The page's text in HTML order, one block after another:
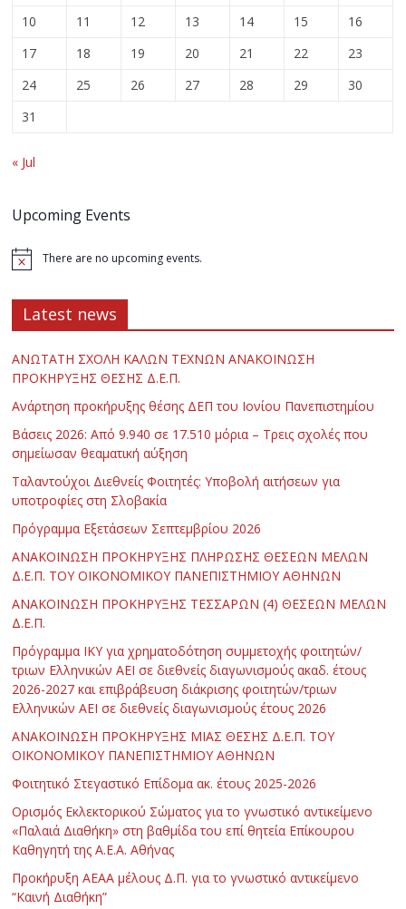
10
11 12 13 14 15
16
17
18 19 20 21 22
23
24
25 26 27 28 29
30
31
« Jul
Upcoming Events
There are no upcoming events.
Latest news
ΑΝΩΤΑΤΗ ΣΧΟΛΗ ΚΑΛΩΝ ΤΕΧΝΩΝ ΑΝΑΚΟΙΝΩΣΗ
ΠΡΟΚΗΡΥΞΗΣ ΘΕΣΗΣ Δ.Ε.Π.
Ανάρτηση προκήρυξης θέσης ΔΕΠ του Ιονίου Πανεπιστημίου
Βάσεις 2026: Από 9.940 σε 17.510 μόρια – Τρεις σχολές που
σημείωσαν θεαματική αύξηση
Ταλαντούχοι Διεθνείς Φοιτητές: Υποβολή αιτήσεων για
υποτροφίες στη Σλοβακία
Πρόγραμμα Εξετάσεων Σεπτεμβρίου 2026
ΑΝΑΚΟΙΝΩΣΗ ΠΡΟΚΗΡΥΞΗΣ ΠΛΗΡΩΣΗΣ ΘΕΣΕΩΝ ΜΕΛΩΝ
Δ.Ε.Π. ΤΟΥ ΟΙΚΟΝΟΜΙΚΟΥ ΠΑΝΕΠΙΣΤΗΜΙΟΥ ΑΘΗΝΩΝ
ΑΝΑΚΟΙΝΩΣΗ ΠΡΟΚΗΡΥΞΗΣ ΤΕΣΣΑΡΩΝ (4) ΘΕΣΕΩΝ ΜΕΛΩΝ
Δ.Ε.Π.
Πρόγραμμα ΙΚΥ για χρηματοδότηση συμμετοχής φοιτητών/
τριων Ελληνικών ΑΕΙ σε διεθνείς διαγωνισμούς ακαδ. έτους
2026-2027 και επιβράβευση διάκρισης φοιτητών/τριων
Ελληνικών ΑΕΙ σε διεθνείς διαγωνισμούς έτους 2026
ΑΝΑΚΟΙΝΩΣΗ ΠΡΟΚΗΡΥΞΗΣ ΜΙΑΣ ΘΕΣΗΣ Δ.Ε.Π. ΤΟΥ
ΟΙΚΟΝΟΜΙΚΟΥ ΠΑΝΕΠΙΣΤΗΜΙΟΥ ΑΘΗΝΩΝ
Φοιτητικό Στεγαστικό Επίδομα ακ. έτους 2025-2026
Ορισμός Εκλεκτορικού Σώματος για το γνωστικό αντικείμενο
«Παλαιά Διαθήκη» στη βαθμίδα του επί θητεία Επίκουρου
Καθηγητή της Α.Ε.Α. Αθήνας
Προκήρυξη ΑΕΑΑ μέλους Δ.Π. για το γνωστικό αντικείμενο
“Καινή Διαθήκη”